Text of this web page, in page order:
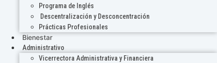
Programa de Inglés
Descentralización y Desconcentración
Prácticas Profesionales
Bienestar
Administrativo
Vicerrectora Administrativa y Financiera